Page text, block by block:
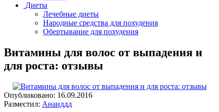
Диеты
Лечебные диеты
Народные средства для похудения
Обертывание для похудения
Витамины для волос от выпадения и
для роста: отзывы
Опубликовано: 16.09.2016
Разместил: Анаиддд